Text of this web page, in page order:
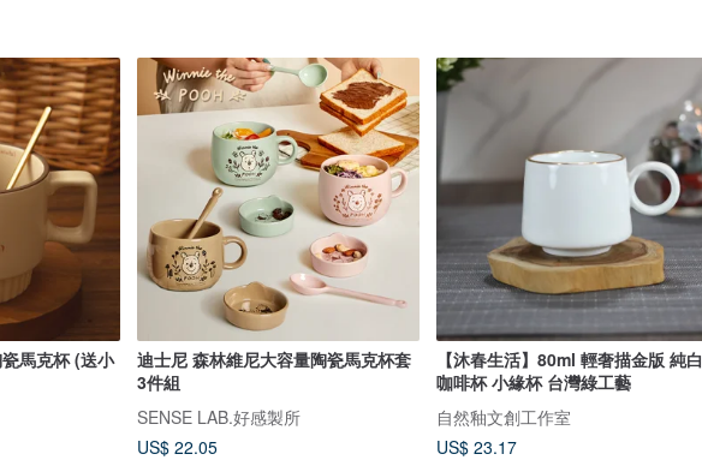
馬克杯 (送小
迪士尼 森林維尼大容量陶瓷馬克杯套
3件組
SENSE LAB.好感製所
US$ 22.05
【沐春生活】80ml 輕奢描金版 純白
咖啡杯 小緣杯 台灣綠工藝
自然釉文創工作室
US$ 23.17